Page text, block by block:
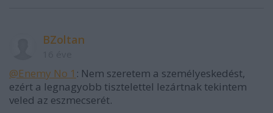
BZoltan
@Enemy No 1 : Nem szeretem a személyeskedést,
ezért a legnagyobb tisztelettel lezártnak tekintem
veled az eszmecserét.